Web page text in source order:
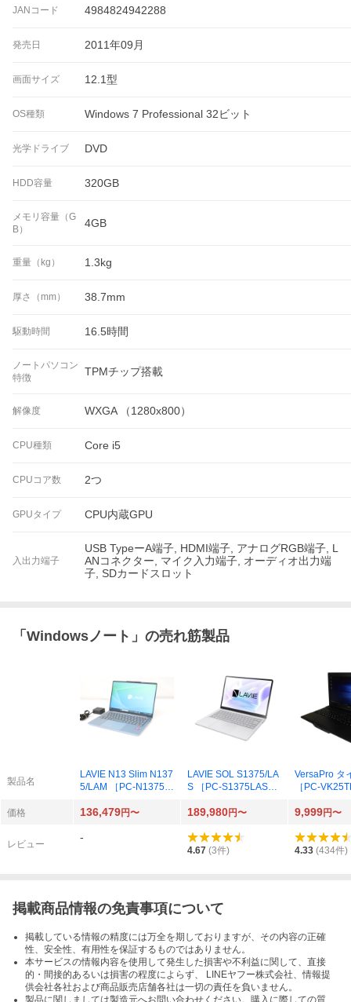
JANコード 4984824942288
発売日 2011年09月
画面サイズ 12.1型
OS種類 Windows 7 Professional 32ビット
光学ドライブ DVD
HDD容量 320GB
メモリ容量（G
B）
4GB
重量（kg） 1.3kg
厚さ（mm） 38.7mm
駆動時間 16.5時間
ノートパソコン
特徴
TPMチップ搭載
解像度 WXGA （1280x800）
CPU種類 Core i5
CPUコア数 2つ
GPUタイプ CPU内蔵GPU
入出力端子
USB TypeーA端子, HDMI端子, アナログRGB端子, L
ANコネクター, マイク入力端子, オーディオ出力端
子, SDカードスロット
「 Windowsノート 」の売れ筋製品
製品名
LAVIE N13 Slim N137
5/LAM ［PC-N1375L
2025年秋冬モデル
LAVIE SOL S1375/LA
S ［PC-S1375LAS］
5年秋冬モデル
VersaPro タ
［PC-
秋冬モデル
価格 136,479円〜 189,980円〜 9,999円〜
レビュー
-
4.67 (3件) 4.33 (434件)
掲載商品情報の免責事項について
掲載している情報の精度には万全を期しておりますが、その内容の正確
性、安全性、有用性を保証するものではありません。
本サービスの情報内容を使用して発生した損害や不利益に関して、直接
的・間接的あるいは損害の程度によらず、 LINEヤフー株式会社、情報提
供会社各社および商品販売店舗各社は一切の責任を負いません。
製品に関しましては製造元へお問い合わせください。購入に際しての質